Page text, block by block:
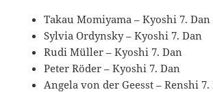
Takau Momiyama – Kyoshi 7. Dan
Sylvia Ordynsky – Kyoshi 7. Dan
Rudi Müller – Kyoshi 7. Dan
Peter Röder – Kyoshi 7. Dan
Angela von der Geesst – Renshi 7.